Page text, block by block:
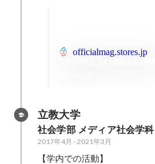
officialmag.stores.jp
立教大学
社会学部 メディア社会学科
2017年4月 -2021年3月
【学内での活動】